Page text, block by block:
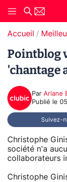
Accueil
Pointblog
'chantage
Par Ariane
Publié le
Suivez-
Christophe
société n'a
collaborateurs
Christophe